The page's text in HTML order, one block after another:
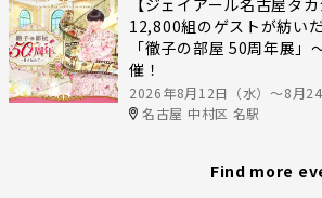
12,800組のゲストが紡い
「徹子の部屋 50周年展」
催！
2026年8月12日（水）〜8月24
名古屋 中村区 名駅
Find more